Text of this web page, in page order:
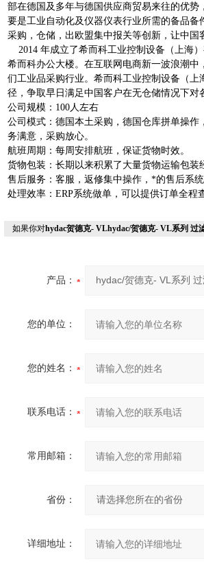
部在德国及多年与德国供应商贸易来往的优
要是工业自动化及仪器仪表行业所需的备品
采购，仓储，出欧盟集中报关等创新，让中国
2014 年成立了希而科工业控制设备（上海
希而科办公大楼。在互联网电商新一波浪潮
们工业品采购行业。希而科工业控制设备（
径，争取早日满足中国客户在无仓储情况下对
公司规模： 100人左右
公司模式：德国本土采购，德国仓库拼单操
务满意，采购放心。
航班周期：每周安排航班，保证货物时效。
货物包装：长期以来积累了大量货物运输包装
售后服务：客服，返修集中操作，*的售后系统
处理效率： ERP系统做单，可以提供订单全程
如果你对hydac贺德克- VLhydac/贺德克- VL系列 过
产品：
您的单位：
您的姓名：
联系电话：
常用邮箱：
省份：
详细地址：